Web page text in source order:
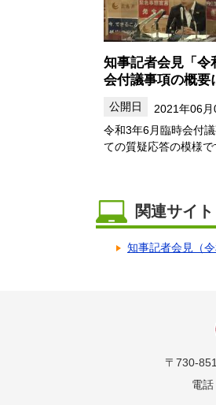
知事記者会見「令
会付議事項の概要
2021年06月
令和3年6月臨時会付
ての質疑応答の模様で
関連サイト
知事記者会見（令
〒730-
電話